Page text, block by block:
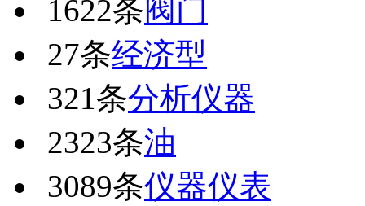
1622条阀门
27条经济型
321条分析仪器
2323条油
3089条仪器仪表